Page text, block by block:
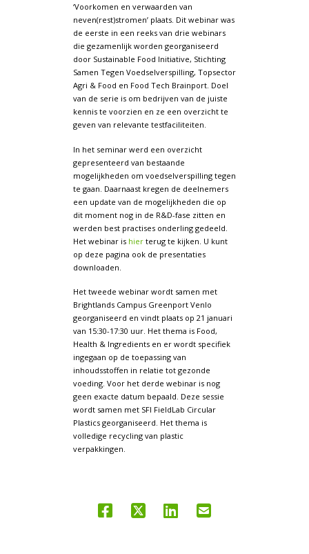
‘Voorkomen en verwaarden van
neven(rest)stromen’ plaats. Dit webinar was
de eerste in een reeks van drie webinars
die gezamenlijk worden georganiseerd
door Sustainable Food Initiative, Stichting
Samen Tegen Voedselverspilling, Topsector
Agri & Food en Food Tech Brainport. Doel
van de serie is om bedrijven van de juiste
kennis te voorzien en ze een overzicht te
geven van relevante testfaciliteiten.
In het seminar werd een overzicht
gepresenteerd van bestaande
mogelijkheden om voedselverspilling tegen
te gaan. Daarnaast kregen de deelnemers
een update van de mogelijkheden die op
dit moment nog in de R&D-fase zitten en
werden best practises onderling gedeeld.
Het webinar is hierterug te kijken. U kunt
op deze pagina ook de presentaties
downloaden.
Het tweede webinar wordt samen met
Brightlands Campus Greenport Venlo
georganiseerd en vindt plaats op 21 januari
van 15:30-17:30 uur. Het thema is Food,
Health & Ingredients en er wordt specifiek
ingegaan op de toepassing van
inhoudsstoffen in relatie tot gezonde
voeding. Voor het derde webinar is nog
geen exacte datum bepaald. Deze sessie
wordt samen met SFI FieldLab Circular
Plastics georganiseerd. Het thema is
volledige recycling van plastic
verpakkingen.